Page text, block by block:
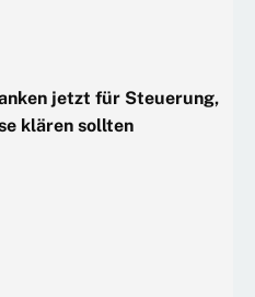
jetzt für Steuerung,
klären sollten